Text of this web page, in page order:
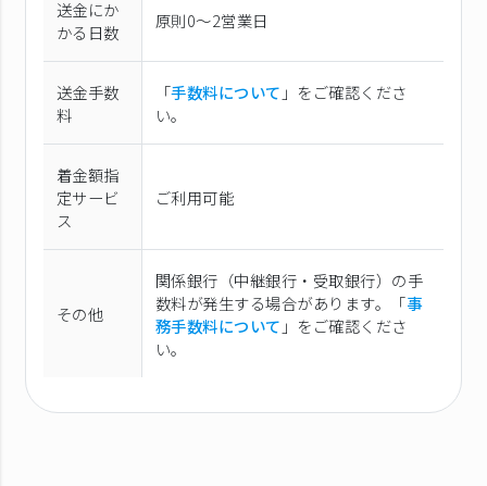
送金にか
かる日数
原則0〜2営業日
送金手数
料
「手数料について 」をご確認くださ
い。
着金額指
定サービ
ス
ご利用可能
その他
関係銀行（中継銀行・受取銀行）の手
数料が発生する場合があります。「事
務手数料について 」をご確認くださ
い。